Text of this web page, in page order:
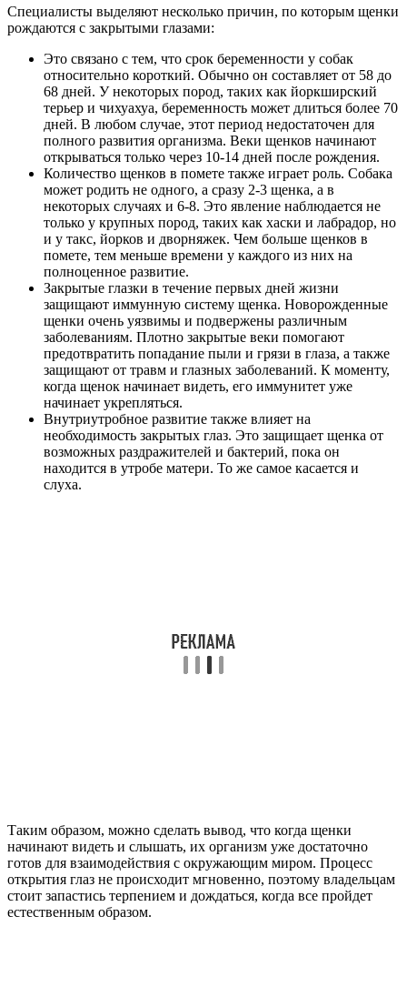
Специалисты выделяют несколько причин, по которым щенки
рождаются с закрытыми глазами:
Это связано с тем, что срок беременности у собак
относительно короткий. Обычно он составляет от 58 до
68 дней. У некоторых пород, таких как йоркширский
терьер и чихуахуа, беременность может длиться более 70
дней. В любом случае, этот период недостаточен для
полного развития организма. Веки щенков начинают
открываться только через 10-14 дней после рождения.
Количество щенков в помете также играет роль. Собака
может родить не одного, а сразу 2-3 щенка, а в
некоторых случаях и 6-8. Это явление наблюдается не
только у крупных пород, таких как хаски и лабрадор, но
и у такс, йорков и дворняжек. Чем больше щенков в
помете, тем меньше времени у каждого из них на
полноценное развитие.
Закрытые глазки в течение первых дней жизни
защищают иммунную систему щенка. Новорожденные
щенки очень уязвимы и подвержены различным
заболеваниям. Плотно закрытые веки помогают
предотвратить попадание пыли и грязи в глаза, а также
защищают от травм и глазных заболеваний. К моменту,
когда щенок начинает видеть, его иммунитет уже
начинает укрепляться.
Внутриутробное развитие также влияет на
необходимость закрытых глаз. Это защищает щенка от
возможных раздражителей и бактерий, пока он
находится в утробе матери. То же самое касается и
слуха.
Таким образом, можно сделать вывод, что когда щенки
начинают видеть и слышать, их организм уже достаточно
готов для взаимодействия с окружающим миром. Процесс
открытия глаз не происходит мгновенно, поэтому владельцам
стоит запастись терпением и дождаться, когда все пройдет
естественным образом.